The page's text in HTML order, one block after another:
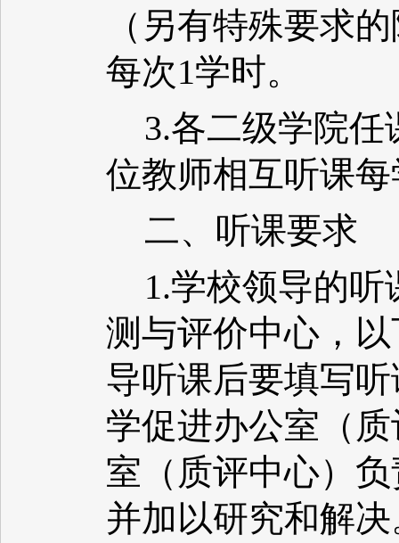
（另有特殊要求
每次1学时。
3.各二级学院
位教师相互听课
二、听课要求
1.学校领导的
测与评价中心，
导听课后要填写
学促进办公室（
室（质评中心）
并加以研究和解